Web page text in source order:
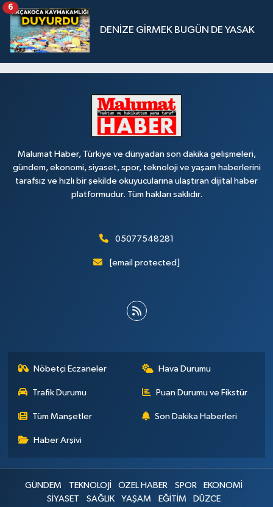
DENİZE GİRMEK BUGÜN DE YASAK
6
Malumat Haber, Türkiye ve dünyadan son dakika gelişmeleri,
gündem, ekonomi, siyaset, spor, teknoloji ve yaşam haberlerini
tarafsız ve hızlı bir şekilde okuyucularına ulaştıran dijital haber
platformudur. Tüm hakları saklıdır.
05077548281
[email protected]
Nöbetçi Eczaneler Hava Durumu
Trafik Durumu Puan Durumu ve Fikstür
Tüm Manşetler Son Dakika Haberleri
Haber Arşivi
GÜNDEM TEKNOLOJİ ÖZEL HABER SPOR
EKONOMİ
SİYASET
SAĞLIK YAŞAM EĞİTİM DÜZCE